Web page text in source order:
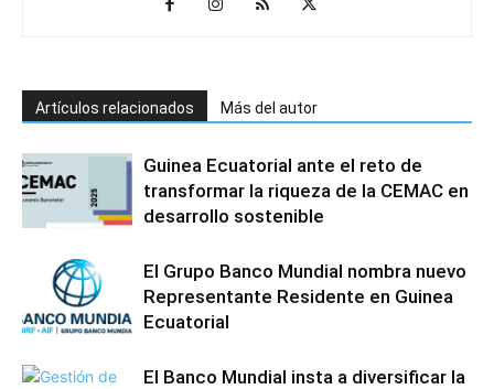
Artículos relacionados Más del autor
Guinea Ecuatorial ante el reto de
transformar la riqueza de la CEMAC en
desarrollo sostenible
El Grupo Banco Mundial nombra nuevo
Representante Residente en Guinea
Ecuatorial
El Banco Mundial insta a diversificar la